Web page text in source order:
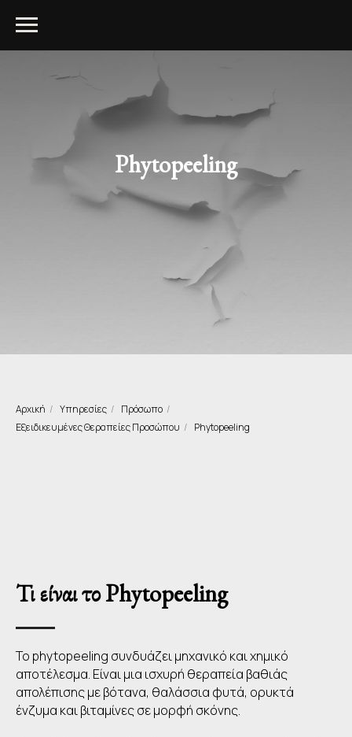
Phytopeeling
Αρχική / Υπηρεσίες / Πρόσωπο /
Εξειδικευμένες Θεραπείες Προσώπου / Phytopeeling
Τι είναι το Phytopeeling
Το phytopeeling συνδυάζει μηχανικό και χημικό
αποτέλεσμα. Είναι μια ισχυρή θεραπεία βαθιάς
απολέπισης με βότανα, θαλάσσια φυτά, ορυκτά
ένζυμα και βιταμίνες σε μορφή σκόνης.